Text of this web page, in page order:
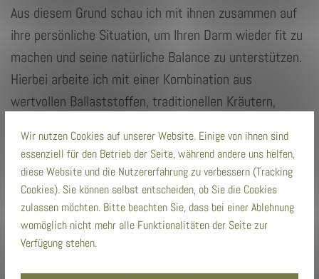
Aus diesem Grund schau ich mit ihnen zusammen auf
ihre persönliche Situation, um Ihren Darm wieder fit zu
machen und seine natürliche Balance zu unterstützen.
Hierbei arbeite ich mit einer Kombination aus
wertvollen Ballaststoffen, traditionellen Kräutern,
wieder in ein “gutes Bauchgefühl” zurück kommen.
Vereinbaren Sie jetzt einen Termin
Rufen Sie uns in der Praxis an, schicken Sie uns eine
Wir nutzen Cookies auf unserer Website. Einige von ihnen sind
essenziell für den Betrieb der Seite, während andere uns helfen,
diese Website und die Nutzererfahrung zu verbessern (Tracking
Cookies). Sie können selbst entscheiden, ob Sie die Cookies
zulassen möchten. Bitte beachten Sie, dass bei einer Ablehnung
womöglich nicht mehr alle Funktionalitäten der Seite zur
Verfügung stehen.